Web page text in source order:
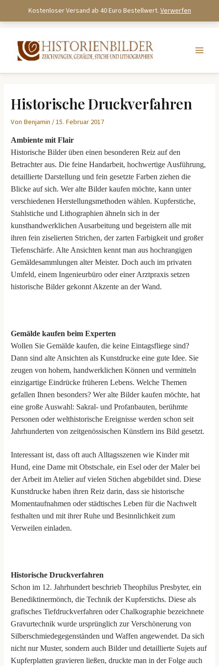
Kostenloser Versand ab 40 Euro Bestellwert.Verwerfen
springen
Historische Druckverfahren
Von Benjamin/15. Februar 2017
Ambiente mit Flair
Historische Bilder üben einen besonderen Reiz auf den
Betrachter aus. Die feine Handarbeit, hochwertige Ausführung,
detaillierte Darstellung und fein gesetzte Farben ziehen die
Blicke auf sich. Wer alte Bilder kaufen möchte, kann unter
verschiedenen Herstellungsmethoden wählen. Kupferstiche,
Stahlstiche und Lithographien ähneln sich in der
kunsthandwerklichen Ausarbeitung und begeistern alle mit
ihren fein ziselierten Strichen, der zarten Farbigkeit und großer
Tiefenschärfe. Alte Ansichten kennt man aus hochrangigen
Gemäldesammlungen alter Meister. Doch auch im privaten
Umfeld, einem Ingenieurbüro oder einer Arztpraxis setzen
historische Bilder gekonnt Akzente an der Wand.
Gemälde kaufen beim Experten
Wollen Sie Gemälde kaufen, die keine Eintagsfliege sind?
Dann sind alte Ansichten als Kunstdrucke eine gute Idee. Sie
zeugen von hohem, handwerklichen Können und vermitteln
einzigartige Eindrücke früheren Lebens. Welche Themen
gefallen Ihnen besonders? Wer alte Bilder kaufen möchte, hat
eine große Auswahl: Sakral- und Profanbauten, berühmte
Personen oder welthistorische Ereignisse werden schon seit
Jahrhunderten von zeitgenössischen Künstlern ins Bild gesetzt.
Interessant ist, dass oft auch Alltagsszenen wie Kinder mit
Hund, eine Dame mit Obstschale, ein Esel oder der Maler bei
der Arbeit im Atelier auf vielen Stichen abgebildet sind. Diese
Kunstdrucke haben ihren Reiz darin, dass sie historische
Momentaufnahmen oder städtisches Leben für die Nachwelt
festhalten und mit ihrer Ruhe und Besinnlichkeit zum
Verweilen einladen.
Historische Druckverfahren
Schon im 12. Jahrhundert beschrieb Theophilus Presbyter, ein
Benediktinermönch, die Technik der Kupferstichs. Diese als
grafisches Tiefdruckverfahren oder Chalkographie bezeichnete
Gravurtechnik wurde ursprünglich zur Verschönerung von
Silberschmiedegegenständen und Waffen angewendet. Da sich
nicht nur Muster, sondern auch Bilder und detaillierte Sujets auf
Kupferplatten gravieren ließen, druckte man in der Folge auch